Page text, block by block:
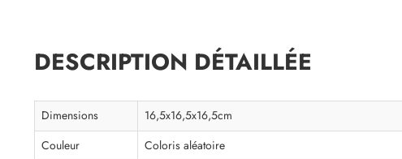
DESCRIPTION DÉTAILLÉE
Dimensions
16,5x16,5x16,5cm
Couleur
Coloris aléatoire